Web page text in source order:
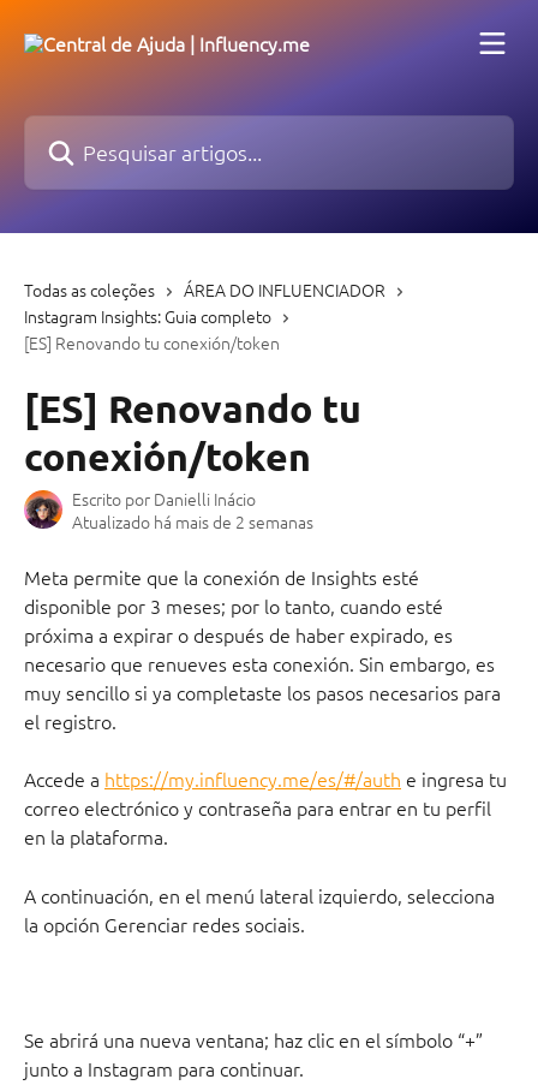
Pesquisar artigos...
Todas as coleções
ÁREA DO INFLUENCIADOR
Instagram Insights: Guia completo
[ES] Renovando tu conexión/token
[ES] Renovando tu
conexión/token
Escrito por Danielli Inácio
Atualizado há mais de 2 semanas
Meta permite que la conexión de Insights esté
disponible por 3 meses; por lo tanto, cuando esté
próxima a expirar o después de haber expirado, es
necesario que renueves esta conexión. Sin embargo, es
muy sencillo si ya completaste los pasos necesarios para
el registro.
Accede a https://my.influency.me/es/#/auth e ingresa tu
correo electrónico y contraseña para entrar en tu perfil
en la plataforma.
A continuación, en el menú lateral izquierdo, selecciona
la opción Gerenciar redes sociais.
Se abrirá una nueva ventana; haz clic en el símbolo “+”
junto a Instagram para continuar.